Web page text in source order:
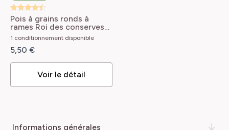
Pois à grains ronds à
rames Roi des conserves
Pisum sativum Roi des
1 conditionnement disponible
5,50 €
Voir le détail
informations générales